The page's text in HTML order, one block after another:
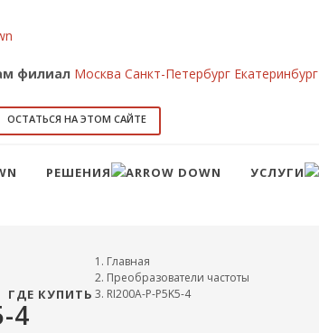
филиал Москва Санкт-Петербург Екатеринбург
ОСТАТЬСЯ НА ЭТОМ САЙТЕ
РЕШЕНИЯ УСЛУГИ
ГДЕ КУПИТЬ
Главная
Преобразователи частоты
RI200A-P-P5K5-4
4